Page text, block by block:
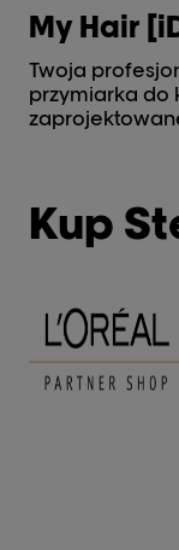
My Hair
Twoja
przymiarka do
Kup